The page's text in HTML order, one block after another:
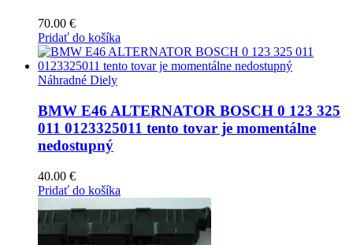
70.00 €
Pridať do košíka
Náhradné Diely
BMW E46 ALTERNATOR BOSCH 0 123 325
011 0123325011 tento tovar je momentálne
nedostupný
40.00 €
Pridať do košíka